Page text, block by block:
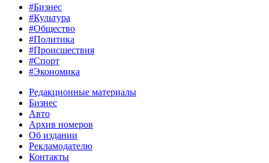
#Бизнес
#Культура
#Общество
#Политика
#Происшествия
#Спорт
#Экономика
Редакционные материалы
Бизнес
Авто
Архив номеров
Об издании
Рекламодателю
Контакты